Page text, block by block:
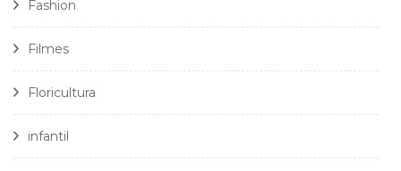
Fashion
Filmes
Floricultura
infantil